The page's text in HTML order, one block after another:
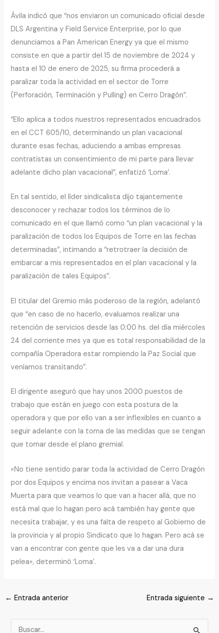
Ávila indicó que “nos enviaron un comunicado oficial desde
DLS Argentina y Field Service Enterprise, por lo que
denunciamos a Pan American Energy ya que el mismo
consiste en que a partir del 15 de noviembre de 2024 y
hasta el 10 de enero de 2025, su firma procederá a
paralizar toda la actividad en el sector de Torre
(Perforación, Terminación y Pulling) en Cerro Dragón”.
“Ello aplica a todos nuestros representados encuadrados
en el CCT 605/10, determinando un plan vacacional
durante esas fechas, aduciendo a ambas empresas
contratistas un consentimiento de mi parte para llevar
adelante dicho plan vacacional”, enfatizó ‘Loma’.
En tal sentido, el líder sindicalista dijo tajantemente
desconocer y rechazar todos los términos de lo
comunicado en el que llamó como “un plan vacacional y la
paralización de todos los Equipos de Torre en las fechas
determinadas”, intimando a “retrotraer la decisión de
embarcar a mis representados en el plan vacacional y la
paralización de tales Equipos”.
El titular del Gremio más poderoso de la región, adelantó
que “en caso de no hacerlo, evaluamos realizar una
retención de servicios desde las 0:00 hs. del día miércoles
24 del corriente mes ya que es total responsabilidad de la
compañía Operadora estar rompiendo la Paz Social que
veníamos transitando”.
El dirigente aseguró que hay unos 2000 puestos de
trabajo que están en juego con esta postura de la
operadora y que por ello van a ser inflexibles en cuanto a
seguir adelante con la toma de las medidas que se tengan
que tomar desde el plano gremial.
«No tiene sentido parar toda la actividad de Cerro Dragón
por dos Equipos y encima nos invitan a pasear a Vaca
Muerta para que veamos lo que van a hacer allá, que no
está mal que lo hagan pero acá también hay gente que
necesita trabajar, y es una falta de respeto al Gobierno de
la provincia y al propio Sindicato que lo hagan. Pero acá se
van a encontrar con gente que les va a dar una dura
pelea», determinó ‘Loma’.
← Entrada anterior Entrada siguiente →